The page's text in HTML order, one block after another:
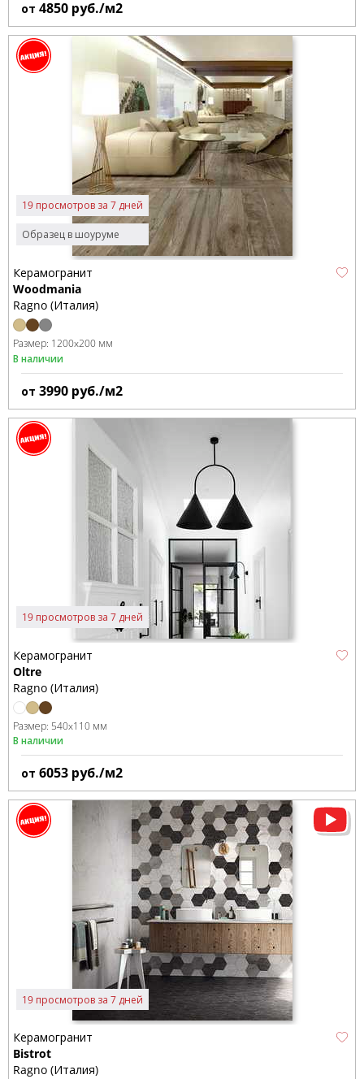
от 4850 руб./м2
Образец в шоуруме
19 просмотров за 7 дней
Керамогранит
Woodmania
Ragno (Италия)
Размер: 1200x200 мм
В наличии
от 3990 руб./м2
19 просмотров за 7 дней
Керамогранит
Oltre
Ragno (Италия)
Размер: 540x110 мм
В наличии
от 6053 руб./м2
19 просмотров за 7 дней
Керамогранит
Bistrot
Ragno (Италия)